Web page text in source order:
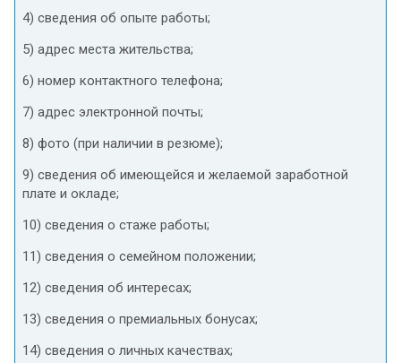
4) сведения об опыте работы;
5) адрес места жительства;
6) номер контактного телефона;
7) адрес электронной почты;
8) фото (при наличии в резюме);
9) сведения об имеющейся и желаемой заработной
плате и окладе;
10) сведения о стаже работы;
11) сведения о семейном положении;
12) сведения об интересах;
13) сведения о премиальных бонусах;
14) сведения о личных качествах;